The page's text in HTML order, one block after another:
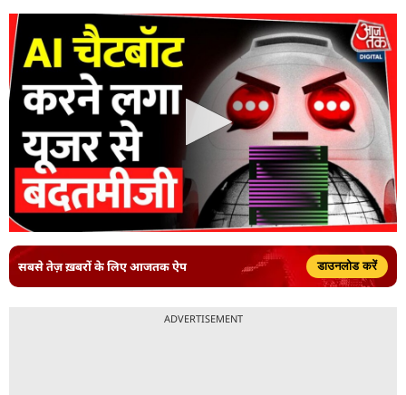
सबसे तेज़ ख़बरों के लिए आजतक ऐप डाउनलोड करें
ADVERTISEMENT